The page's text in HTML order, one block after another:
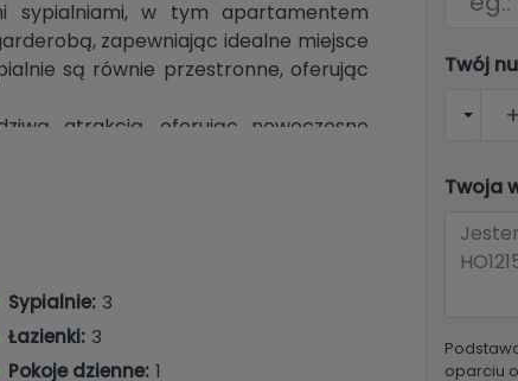
sypialniami, w tym apartamentem
zapewniając idealne miejsce
są równie przestronne, oferując
atrakcją, oferując nowoczesne
rozwiązania do przechowywania
Duże okna zalewają pomieszczenia
przestrzeni i wprowadzając do
pralnią, która zwiększa wygodę i
Sypialnie: 3
Łazienki: 3
Pokoje dzienne: 1
Twój
Twoja
oparciu